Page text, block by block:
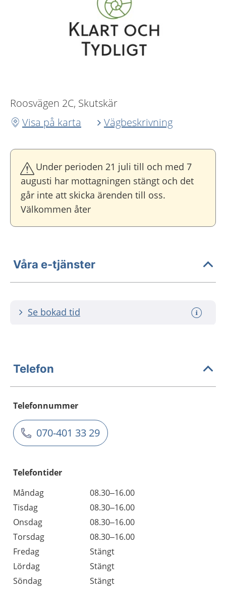
Roosvägen 2C, Skutskär
Visa på karta
Vägbeskrivning
Under perioden 21 juli till och med 7
augusti har mottagningen stängt och det
går inte att skicka ärenden till oss.
Välkommen åter
Våra e-tjänster
Se bokad tid
Telefon
Telefonnummer
070-401 33 29
Telefontider
Måndag
08.30–16.00
Tisdag
08.30–16.00
Onsdag
08.30–16.00
Torsdag
08.30–16.00
Fredag
Stängt
Lördag
Stängt
Söndag
Stängt